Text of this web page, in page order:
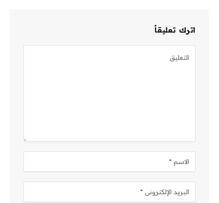
اترك تعليقاً